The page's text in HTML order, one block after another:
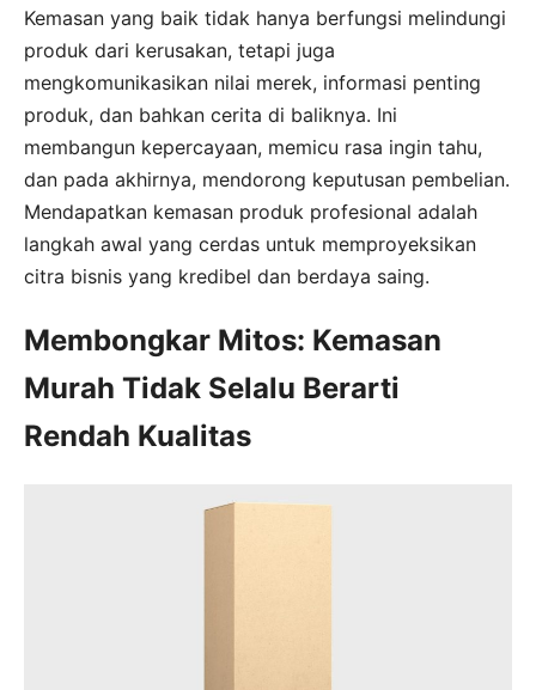
Kemasan yang baik tidak hanya berfungsi melindungi
produk dari kerusakan, tetapi juga
mengkomunikasikan nilai merek, informasi penting
produk, dan bahkan cerita di baliknya. Ini
membangun kepercayaan, memicu rasa ingin tahu,
dan pada akhirnya, mendorong keputusan pembelian.
Mendapatkan kemasan produk profesional adalah
langkah awal yang cerdas untuk memproyeksikan
citra bisnis yang kredibel dan berdaya saing.
Membongkar Mitos: Kemasan
Murah Tidak Selalu Berarti
Rendah Kualitas